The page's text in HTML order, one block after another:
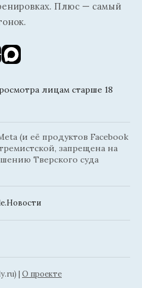
Плюс — самый
лицам старше 18
(и её продуктов Facebook
запрещена на
Тверского суда
| О проекте